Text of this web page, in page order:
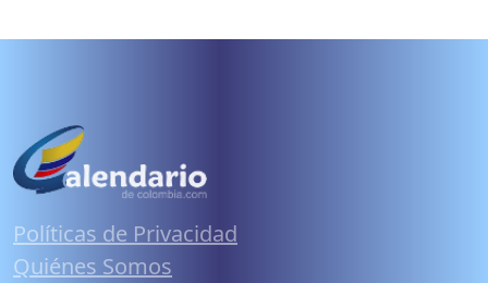
Políticas de Privacidad
Quiénes Somos